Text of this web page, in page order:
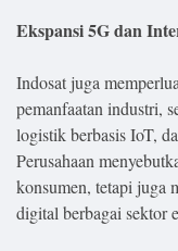
Ekspansi 5G dan
Indosat juga
pemanfaatan industri,
logistik berbasis IoT,
Perusahaan
konsumen, tetapi juga
digital berbagai sektor